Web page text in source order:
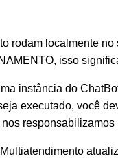
rodam localmente
isso
instância do
executado, você